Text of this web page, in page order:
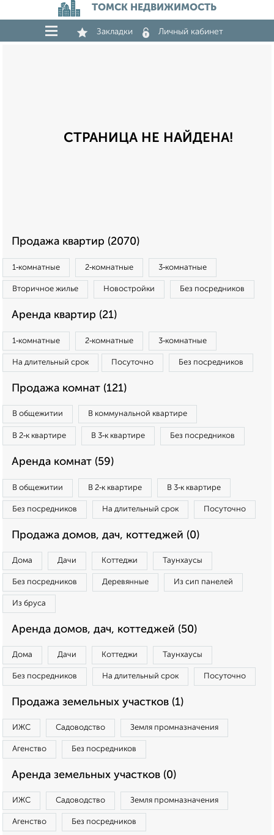
ТОМСК НЕДВИЖИМОСТЬ
Закладки Личный кабинет
СТРАНИЦА НЕ НАЙДЕНА!
Продажа квартир (2070)
1‑комнатные 2‑комнатные 3‑комнатные
Вторичное жилье Новостройки Без посредников
Аренда квартир (21)
1‑комнатные 2‑комнатные 3‑комнатные
На длительный срок Посуточно Без посредников
Продажа комнат (121)
В общежитии В коммунальной квартире
В 2‑к квартире В 3‑к квартире Без посредников
Аренда комнат (59)
В общежитии В 2‑к квартире В 3‑к квартире
Без посредников На длительный срок Посуточно
Продажа домов, дач, коттеджей (0)
Дома Дачи Коттеджи Таунхаусы
Без посредников Деревянные Из сип панелей
Из бруса
Аренда домов, дач, коттеджей (50)
Дома Дачи Коттеджи Таунхаусы
Без посредников На длительный срок Посуточно
Продажа земельных участков (1)
ИЖС Садоводство Земля промназначения
Агенство Без посредников
Аренда земельных участков (0)
ИЖС Садоводство Земля промназначения
Агенство Без посредников